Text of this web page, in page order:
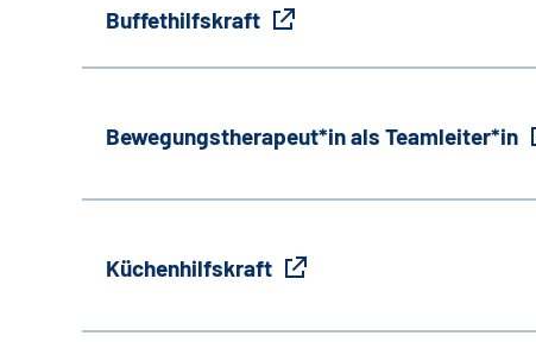
Buffethilfskraft
Bewegungstherapeut*in als Teamleiter*in
Küchenhilfskraft